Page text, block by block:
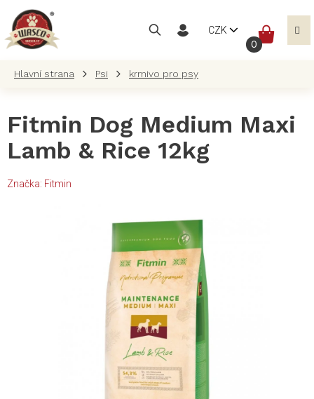
obsah
CZK
Psi krmivo pro psy
Fitmin Dog Medium Maxi
Lamb & Rice 12kg
Značka: Fitmin